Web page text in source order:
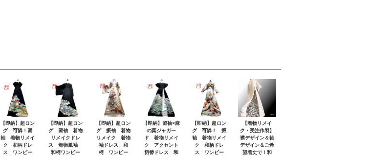
【即納】超ロン
グ 可憐！留
袖 着物リメイ
ク 和柄ドレ
ス ワンピー
【即納】超ロン
グ 留袖 着物
リメイクドレ
ス 着物風袖
和柄ワンピー
【即納】超ロン
グ 振袖 着物
リメイク 着物
袖ドレス 和
柄 ワンピー
【即納】留袖×麻
の葉ジャガー
ド 着物リメイ
ク アクセント
切替ドレス 和
【即納】超ロン
グ 可憐！ 振
袖 着物リメイ
ク 和柄ドレ
ス ワンピー
【着物リメイ
ク・受注作製】
襟デザイン＆袖
デザイン＆ご希
望着丈で！和